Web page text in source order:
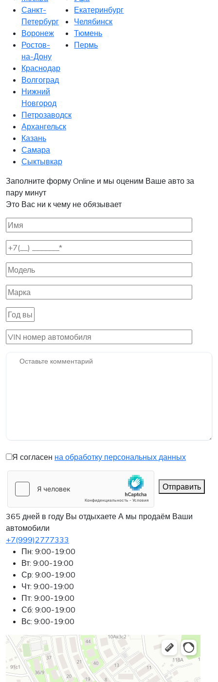
Санкт-
Петербург
Воронеж
Ростов-
на-Дону
Краснодар
Волгоград
Нижний
Новгород
Петрозаводск
Архангельск
Казань
Самара
Сыктывкар
Екатеринбург
Челябинск
Тюмень
Пермь
Заполните форму Online и мы оценим Ваше авто за
пару минут
Это Вас ни к чему не обязывает
Я согласен на обработку персональных данных
Отправить
365 дней в году Вы отдыхаете А мы продаём Ваши
автомобили
+7(999)2777333
Пн: 9:00-19:00
Вт: 9:00-19:00
Ср: 9:00-19:00
Чт: 9:00-19:00
Пт: 9:00-19:00
Сб: 9:00-19:00
Вс: 9:00-19:00